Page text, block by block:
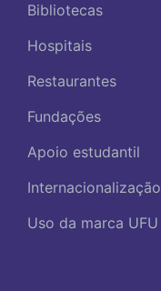
Bibliotecas
Hospitais
Restaurantes
Fundações
Apoio estudantil
Internacionalização
Uso da marca UFU